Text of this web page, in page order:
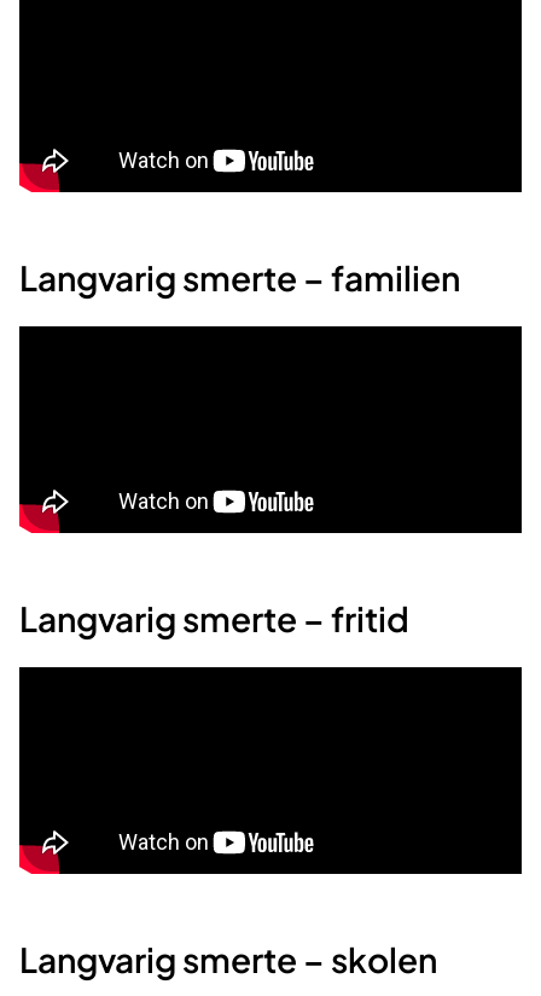
Langvarig smerte – familien
Langvarig smerte – fritid
Langvarig smerte – skolen